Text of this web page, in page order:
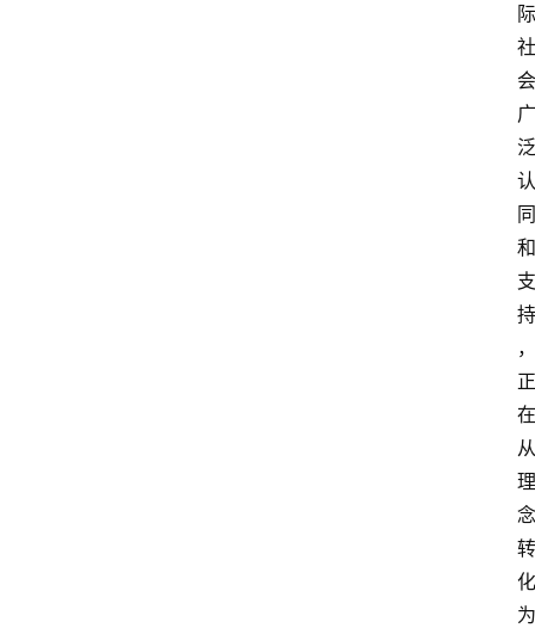
际
社
会
广
泛
认
同
和
支
持
，
正
在
从
理
念
转
化
为